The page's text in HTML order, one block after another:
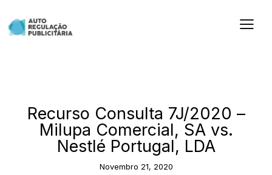
Recurso Consulta 7J/2020 –
Milupa Comercial, SA vs.
Nestlé Portugal, LDA
Novembro 21, 2020